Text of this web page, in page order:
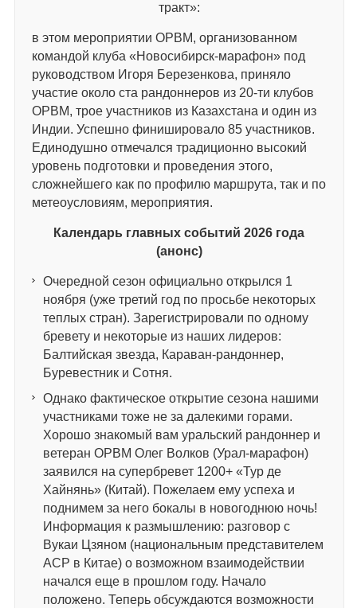
тракт»:
в этом мероприятии ОРВМ, организованном
командой клуба «Новосибирск-марафон» под
руководством Игоря Березенкова, приняло
участие около ста рандоннеров из 20-ти клубов
ОРВМ, трое участников из Казахстана и один из
Индии. Успешно финишировало 85 участников.
Единодушно отмечался традиционно высокий
уровень подготовки и проведения этого,
сложнейшего как по профилю маршрута, так и по
метеоусловиям, мероприятия.
Календарь главных событий 2026 года
(анонс)
Очередной сезон официально открылся 1
ноября (уже третий год по просьбе некоторых
теплых стран). Зарегистрировали по одному
бревету и некоторые из наших лидеров:
Балтийская звезда, Караван-рандоннер,
Буревестник и Сотня.
Однако фактическое открытие сезона нашими
участниками тоже не за далекими горами.
Хорошо знакомый вам уральский рандоннер и
ветеран ОРВМ Олег Волков (Урал-марафон)
заявился на супербревет 1200+ «Тур де
Хайнянь» (Китай). Пожелаем ему успеха и
поднимем за него бокалы в новогоднюю ночь!
Информация к размышлению: разговор с
Вукаи Цзяном (национальным представителем
АСР в Китае) о возможном взаимодействии
начался еще в прошлом году. Начало
положено. Теперь обсуждаются возможности